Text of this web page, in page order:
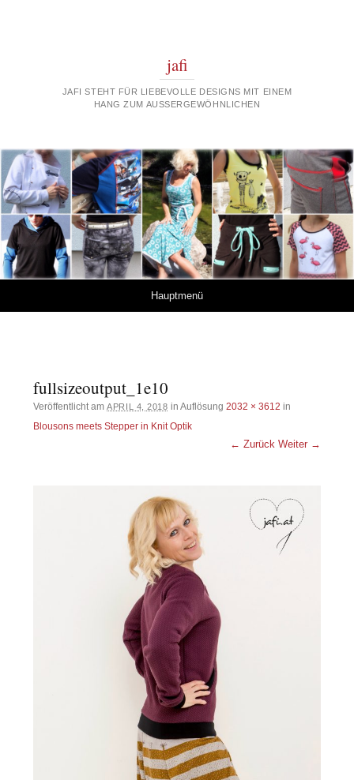
jafi
JAFI STEHT FÜR LIEBEVOLLE DESIGNS MIT EINEM
HANG ZUM AUSSERGEWÖHNLICHEN
Hauptmenü
fullsizeoutput_1e10
Veröffentlicht amAPRIL 4, 2018 in Auflösung 2032 × 3612 in
Blousons meets Stepper in Knit Optik
← Zurück Weiter →